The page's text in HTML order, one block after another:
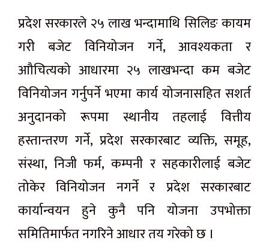
प्रदेश सरकारले २५ लाख भन्दामाथि सिलिङ कायम
गरी बजेट विनियोजन गर्ने, आवश्यकता र
आौचित्यको आधारमा २५ लाखभन्दा कम बजेट
विनियोजन गर्नुपर्ने भएमा कार्य योजनासहित सशर्त
अनुदानको रूपमा स्थानीय तहलाई वित्तीय
हस्तान्तरण गर्ने, प्रदेश सरकारबाट व्यक्ति, समूह,
संस्था, निजी फर्म, कम्पनी र सहकारीलाई बजेट
तोकेर विनियोजन नगर्ने र प्रदेश सरकारबाट
कार्यान्वयन हुने कुनै पनि योजना उपभोक्ता
समितिमार्फत नगरिने आधार तय गरेको छ ।